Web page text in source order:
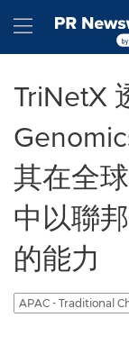
Hamburger
TriNetX
其在全
中以聯
的能力
APAC - Traditional